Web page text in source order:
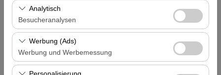
Diese Cookies sind für das ordnungsgemäße
Funktionieren der Website, die Sicherheit, die
Sitzungsverwaltung und grundlegende Funktionen
erforderlich. Sie können nicht deaktiviert werden.
Analytisch
Besucheranalysen
Diese Cookies ermöglichen es uns, zu analysieren, wie
unsere Website genutzt wird (Besucherzahl,
meistbesuchte Seiten, Nutzerverhalten). Diese Daten
werden verwendet, um die Leistung der Website zu
Werbung (Ads)
Werbung und Werbemessung
Diese Cookies ermöglichen es uns, Ihnen auf Ihre
Rückgabedatum & Zeit